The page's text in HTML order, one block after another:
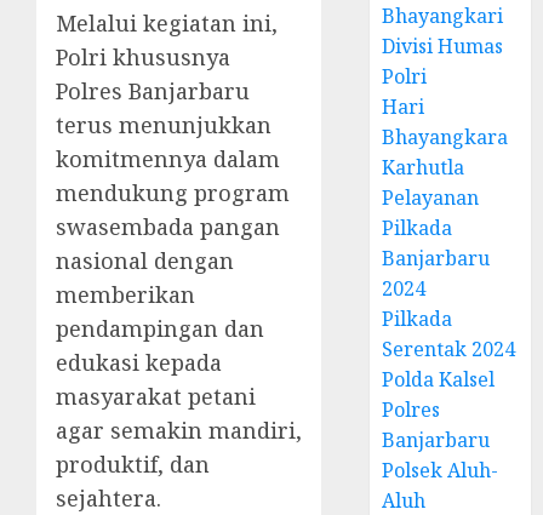
Melalui kegiatan ini,
Polri khususnya
Polres Banjarbaru
terus menunjukkan
komitmennya dalam
mendukung program
swasembada pangan
nasional dengan
memberikan
pendampingan dan
edukasi kepada
masyarakat petani
agar semakin mandiri,
produktif, dan
sejahtera.
Bhayangkari
Divisi Humas
Polri
Hari
Bhayangkara
Karhutla
Pelayanan
Pilkada
Banjarbaru
2024
Pilkada
Serentak 2024
Polda Kalsel
Polres
Banjarbaru
Polsek Aluh-
Aluh